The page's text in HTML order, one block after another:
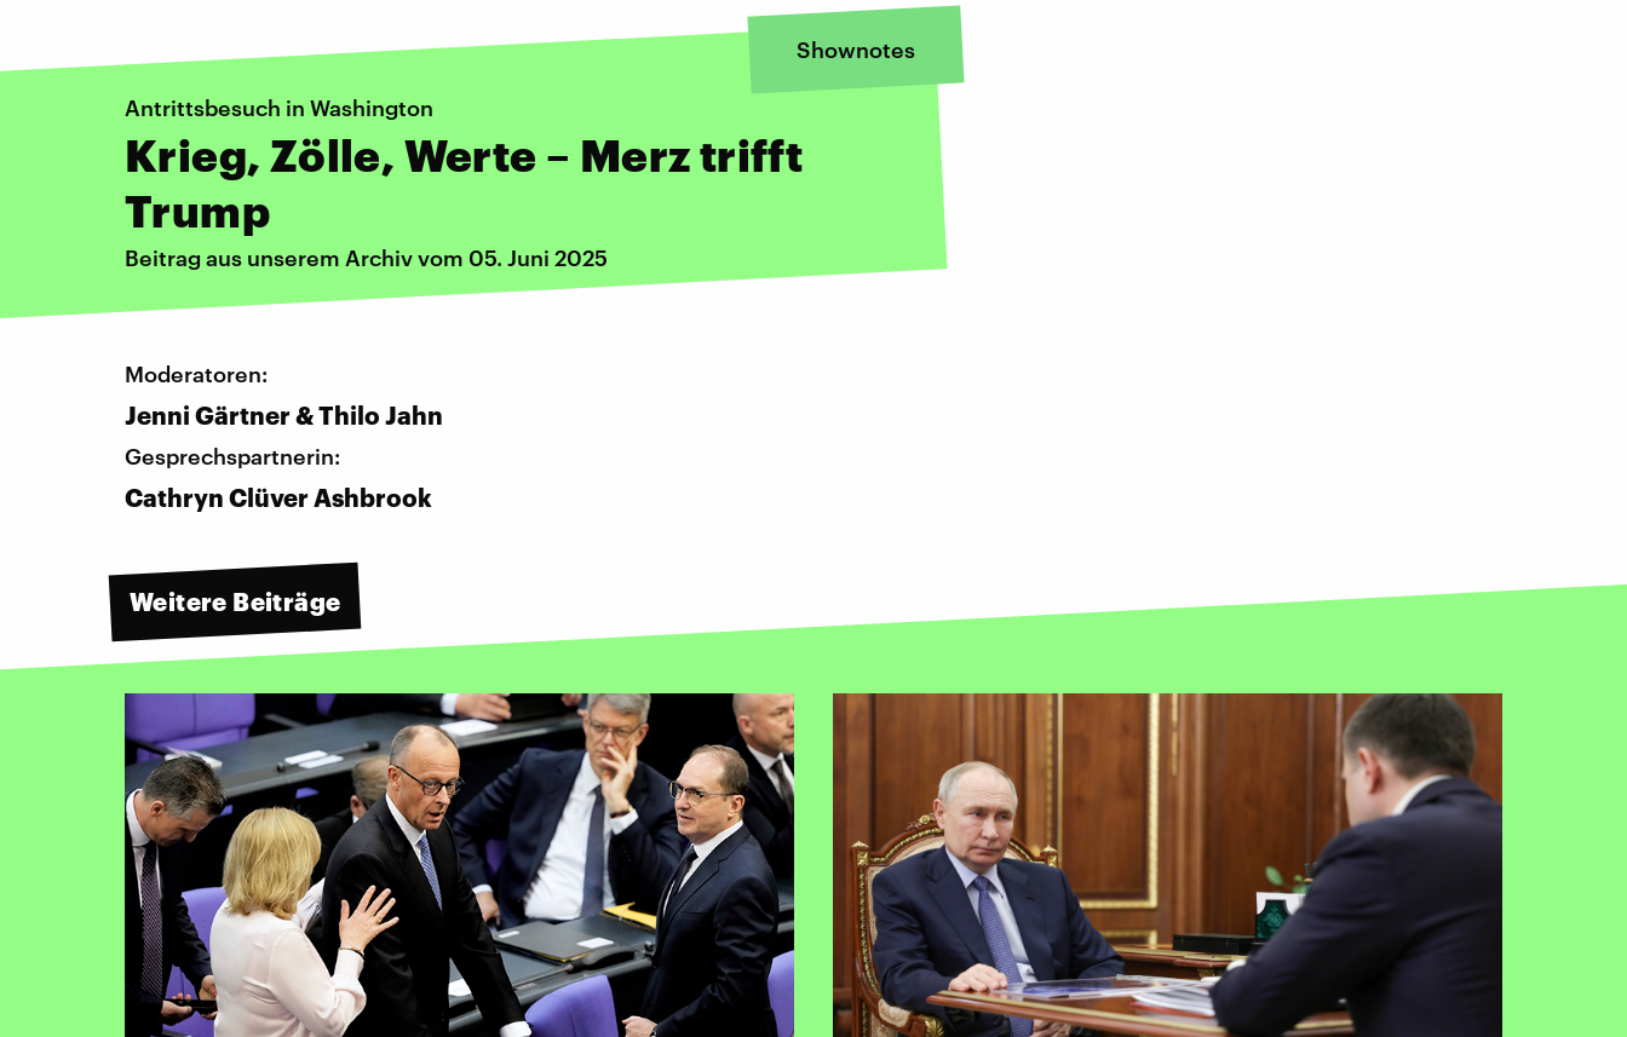
Shownotes
Antrittsbesuch in Washington
Krieg, Zölle, Werte – Merz trifft
Trump
Beitrag aus unserem Archiv vom 05. Juni 2025
Moderatoren:
Jenni Gärtner & Thilo Jahn
Gesprechspartnerin:
Cathryn Clüver Ashbrook
Weitere Beiträge